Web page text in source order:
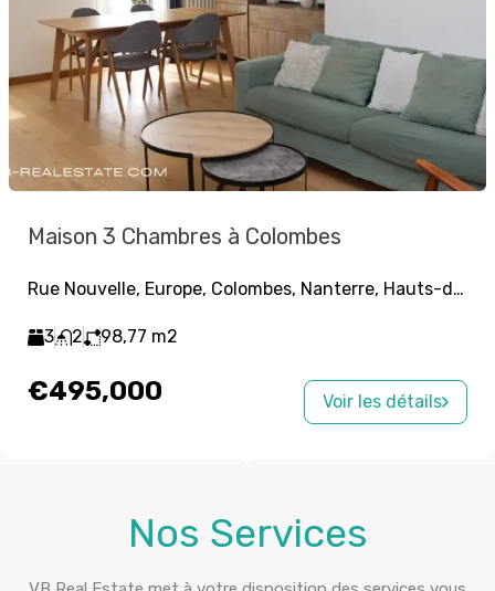
Maison 3 Chambres à Colombes
Rue Nouvelle, Europe, Colombes, Nanterre, Hauts-de-Seine, Île-de-France, France métropolitaine, 92700, France
3 2 98,77 m2
€495,000 Voir les détails
Nos Services